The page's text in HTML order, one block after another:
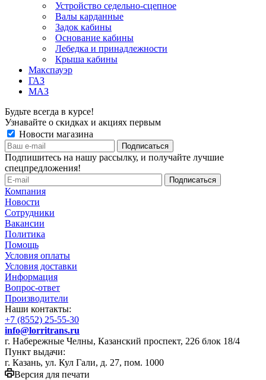
Устройство седельно-сцепное
Валы карданные
Задок кабины
Основание кабины
Лебедка и принадлежности
Крыша кабины
Макспауэр
ГАЗ
МАЗ
Будьте всегда в курсе!
Узнавайте о скидках и акциях первым
Новости магазина
Подпишитесь на нашу рассылку, и получайте лучшие
спецпредложения!
Компания
Новости
Сотрудники
Вакансии
Политика
Помощь
Условия оплаты
Условия доставки
Информация
Вопрос-ответ
Производители
Наши контакты:
+7 (8552) 25-55-30
info@lorritrans.ru
г. Набережные Челны, Казанский проспект, 226 блок 18/4
Пункт выдачи:
г. Казань, ул. Кул Гали, д. 27, пом. 1000
Версия для печати